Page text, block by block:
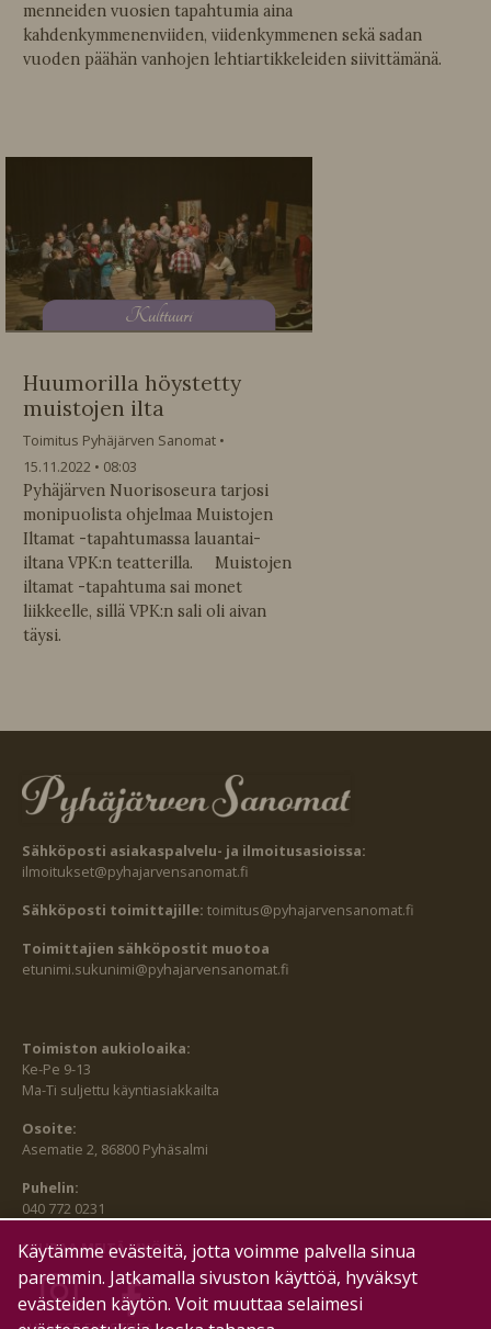
menneiden vuosien tapahtumia aina
kahdenkymmenenviiden, viidenkymmenen sekä sadan
vuoden päähän vanhojen lehtiartikkeleiden siivittämänä.
Kulttuuri
Huumorilla höystetty
muistojen ilta
Toimitus Pyhäjärven Sanomat
15.11.2022
08:03
Pyhäjärven Nuorisoseura tarjosi
monipuolista ohjelmaa Muistojen
Iltamat -tapahtumassa lauantai-
iltana VPK:n teatterilla. Muistojen
iltamat -tapahtuma sai monet
liikkeelle, sillä VPK:n sali oli aivan
täysi.
Sähköposti asiakaspalvelu- ja ilmoitusasioissa:
ilmoitukset@pyhajarvensanomat.fi
Sähköposti toimittajille: toimitus@pyhajarvensanomat.fi
Toimittajien sähköpostit muotoa
etunimi.sukunimi@pyhajarvensanomat.fi
Toimiston aukioloaika:
Ke-Pe 9-13
Ma-Ti suljettu käyntiasiakkailta
Osoite:
Asematie 2, 86800 Pyhäsalmi
Puhelin:
040 772 0231
SEURAA MEITÄ MYÖS:
Käytämme evästeitä, jotta voimme palvella sinua
paremmin. Jatkamalla sivuston käyttöä, hyväksyt
evästeiden käytön. Voit muuttaa selaimesi